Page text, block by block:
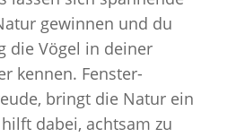
gewinnen und du
die Vögel in deiner
kennen. Fenster-
bringt die Natur ein
dabei, achtsam zu